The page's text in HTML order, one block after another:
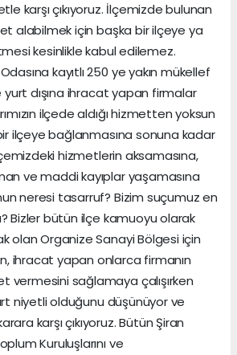
karşı çıkıyoruz. İlçemizde bulunan
alabilmek için başka bir ilçeye ya
kesinlikle kabul edilemez.
kayıtlı 250 ye yakın mükellef
yurt dışına ihracat yapan firmalar
ilçede aldığı hizmetten yoksun
ilçeye bağlanmasına sonuna kadar
hizmetlerin aksamasına,
ve maddi kayıplar yaşamasına
neresi tasarruf? Bizim suçumuz en
Bizler bütün ilçe kamuoyu olarak
olan Organize Sanayi Bölgesi için
ihracat yapan onlarca firmanın
vermesini sağlamaya çalışırken
niyetli olduğunu düşünüyor ve
karşı çıkıyoruz. Bütün Şiran
Kuruluşlarını ve